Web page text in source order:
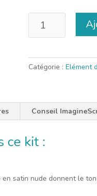
table
Catégorie :Elément
Conseil
ce kit :
satin nude donnent le